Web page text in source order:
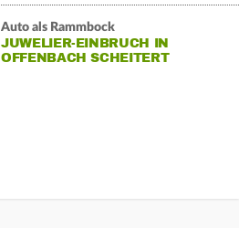
Auto als Rammbock
JUWELIER-EINBRUCH IN
OFFENBACH SCHEITERT